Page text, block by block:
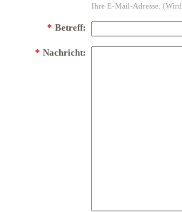
Ihre E-Mail-Adresse. (Wird
* Betreff:
* Nachricht: